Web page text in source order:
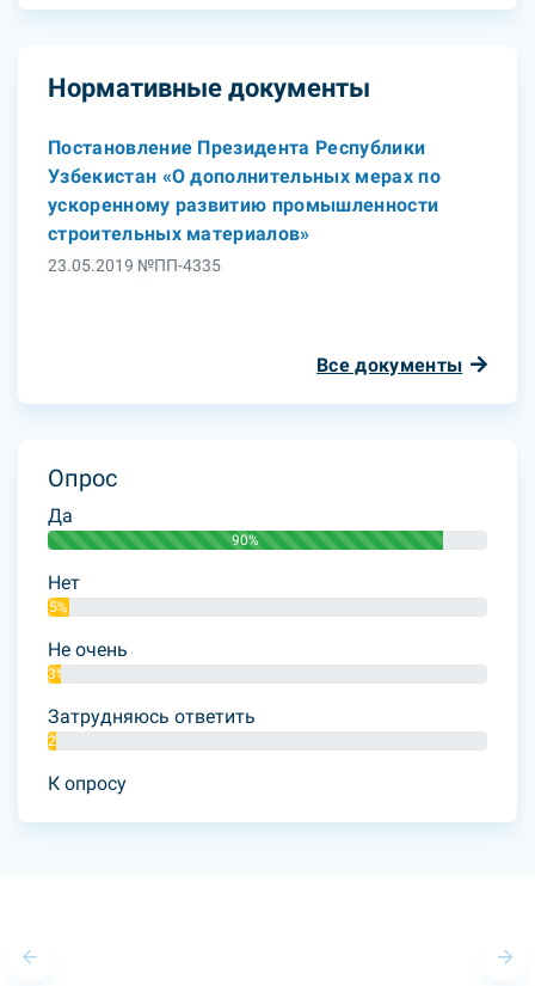
Нормативные документы
Постановление Президента Республики
Узбекистан «О дополнительных мерах по
ускоренному развитию промышленности
строительных материалов»
23.05.2019 №ПП-4335
Все документы
Опрос
Да
90%
Нет
5%
Не очень
3%
Затрудняюсь ответить
2%
К опросу